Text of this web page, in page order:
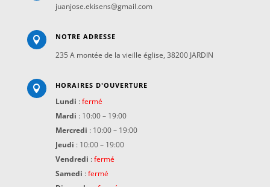
juanjose.ekisens@gmail.com
 NOTRE ADRESSE
235 A montée de la vieille église, 38200 JARDIN
 HORAIRES D'OUVERTURE
Lundi :fermé
Mardi : 10:00 – 19:00
Mercredi : 10:00 – 19:00
Jeudi : 10:00 – 19:00
Vendredi :fermé
Samedi :fermé